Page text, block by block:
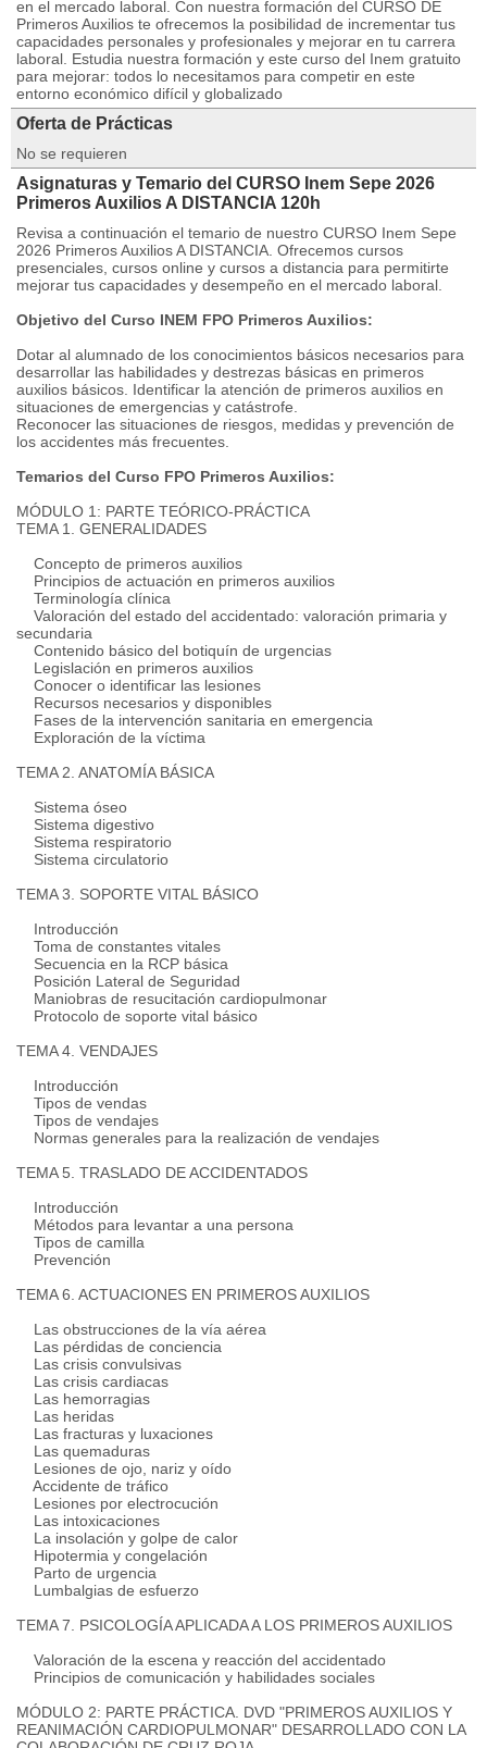
en el mercado laboral. Con nuestra formación del CURSO DE
Primeros Auxilios te ofrecemos la posibilidad de incrementar tus
capacidades personales y profesionales y mejorar en tu carrera
laboral. Estudia nuestra formación y este curso del Inem gratuito
para mejorar: todos lo necesitamos para competir en este
entorno económico difícil y globalizado
Oferta de Prácticas
No se requieren
Asignaturas y Temario del CURSO Inem Sepe 2026
Primeros Auxilios A DISTANCIA 120h
Revisa a continuación el temario de nuestro CURSO Inem Sepe
2026 Primeros Auxilios A DISTANCIA. Ofrecemos cursos
presenciales, cursos online y cursos a distancia para permitirte
mejorar tus capacidades y desempeño en el mercado laboral.
Objetivo del Curso INEM FPO Primeros Auxilios:
Dotar al alumnado de los conocimientos básicos necesarios para
desarrollar las habilidades y destrezas básicas en primeros
auxilios básicos. Identificar la atención de primeros auxilios en
situaciones de emergencias y catástrofe.
Reconocer las situaciones de riesgos, medidas y prevención de
los accidentes más frecuentes.
Temarios del Curso FPO Primeros Auxilios:
MÓDULO 1: PARTE TEÓRICO-PRÁCTICA
TEMA 1. GENERALIDADES
Concepto de primeros auxilios
Principios de actuación en primeros auxilios
Terminología clínica
Valoración del estado del accidentado: valoración primaria y
secundaria
Contenido básico del botiquín de urgencias
Legislación en primeros auxilios
Conocer o identificar las lesiones
Recursos necesarios y disponibles
Fases de la intervención sanitaria en emergencia
Exploración de la víctima
TEMA 2. ANATOMÍA BÁSICA
Sistema óseo
Sistema digestivo
Sistema respiratorio
Sistema circulatorio
TEMA 3. SOPORTE VITAL BÁSICO
Introducción
Toma de constantes vitales
Secuencia en la RCP básica
Posición Lateral de Seguridad
Maniobras de resucitación cardiopulmonar
Protocolo de soporte vital básico
TEMA 4. VENDAJES
Introducción
Tipos de vendas
Tipos de vendajes
Normas generales para la realización de vendajes
TEMA 5. TRASLADO DE ACCIDENTADOS
Introducción
Métodos para levantar a una persona
Tipos de camilla
Prevención
TEMA 6. ACTUACIONES EN PRIMEROS AUXILIOS
Las obstrucciones de la vía aérea
Las pérdidas de conciencia
Las crisis convulsivas
Las crisis cardiacas
Las hemorragias
Las heridas
Las fracturas y luxaciones
Las quemaduras
Lesiones de ojo, nariz y oído
Accidente de tráfico
Lesiones por electrocución
Las intoxicaciones
La insolación y golpe de calor
Hipotermia y congelación
Parto de urgencia
Lumbalgias de esfuerzo
TEMA 7. PSICOLOGÍA APLICADA A LOS PRIMEROS AUXILIOS
Valoración de la escena y reacción del accidentado
Principios de comunicación y habilidades sociales
MÓDULO 2: PARTE PRÁCTICA. DVD "PRIMEROS AUXILIOS Y
REANIMACIÓN CARDIOPULMONAR" DESARROLLADO CON LA